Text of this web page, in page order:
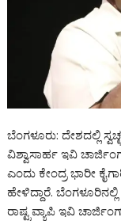
ಬೆಂಗಳೂರು: ದೇಶದಲ್ಲಿ
ವಿಶ್ವಾಸಾರ್ಹ ಇವಿ
ಎಂದು ಕೇಂದ್ರ ಭಾರೀ
ಹೇಳಿದ್ದಾರೆ.
ರಾಷ್ಟ್ರವ್ಯಾಪಿ ಇವಿ